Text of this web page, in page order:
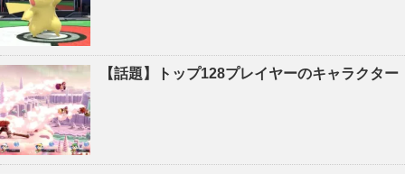
【話題】トップ128プレイヤーのキャラクター